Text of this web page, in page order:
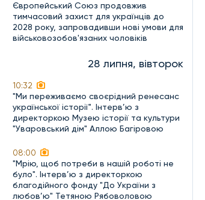
Європейський Союз продовжив
тимчасовий захист для українців до
2028 року, запровадивши нові умови для
військовозобов'язаних чоловіків
28 липня, вівторок
10:32
"Ми переживаємо своєрідний ренесанс
української історії". Інтерв’ю з
директоркою Музею історії та культури
"Уваровський дім" Аллою Багіровою
08:00
"Мрію, щоб потреби в нашій роботі не
було". Інтерв’ю з директоркою
благодійного фонду "До України з
любов’ю" Тетяною Рябоволовою